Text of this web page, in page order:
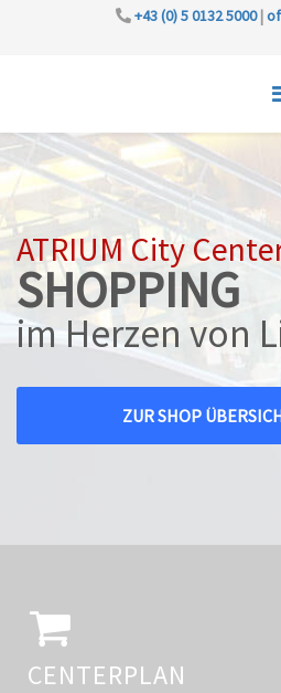
+43 (0) 5 0132 5000|
ATRIUM City
SHOPPING
im Herzen von
ZUR SHOP
CENTERPLAN